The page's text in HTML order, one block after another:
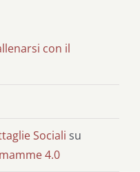
con il
Sociali su
4.0